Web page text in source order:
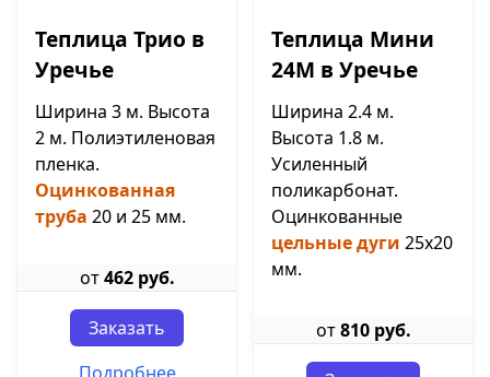
Теплица Трио в
Уречье
Ширина 3 м. Высота
2 м. Полиэтиленовая
пленка.
Оцинкованная
труба 20 и 25 мм.
от462 руб.
Заказать
Теплица Мини
24М в Уречье
Ширина 2.4 м.
Высота 1.8 м.
Усиленный
поликарбонат.
Оцинкованные
цельные дуги 25х20
мм.
от810 руб.